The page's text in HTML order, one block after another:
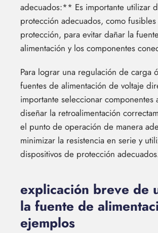
adecuados:** Es importante utilizar
protección adecuados, como
protección, para evitar dañar la
alimentación y los componentes
Para lograr una regulación de carga
fuentes de alimentación de voltaje
importante seleccionar componentes
diseñar la retroalimentación
el punto de operación de manera
minimizar la resistencia en serie y
dispositivos de protección
explicación breve de
la fuente de
ejemplos